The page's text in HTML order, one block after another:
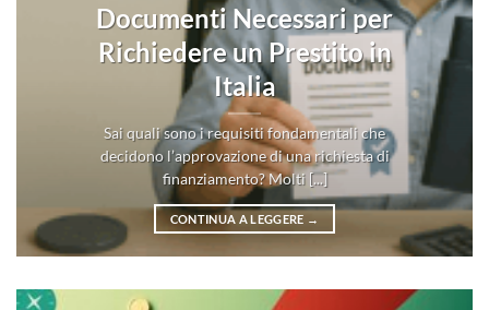
Documenti Necessari per
Richiedere un Prestito in
Italia
Sai quali sono i requisiti fondamentali che
decidono l’approvazione di una richiesta di
finanziamento? Molti [...]
CONTINUA A LEGGERE →